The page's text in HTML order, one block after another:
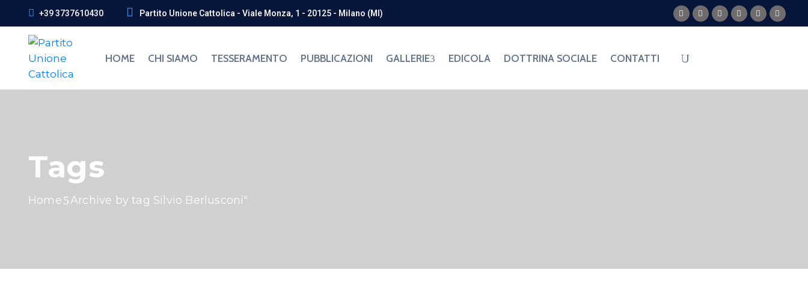
+39 3737610430 Partito Unione Cattolica - Viale Monza, 1 - 20125 - Milano (MI)
HOME CHI SIAMO TESSERAMENTO PUBBLICAZIONI GALLERIE EDICOLA DOTTRINA SOCIALE CONTATTI
Tags
Home Archive by tag Silvio Berlusconi"